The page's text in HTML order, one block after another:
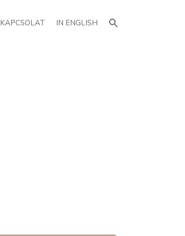
KAPCSOLAT IN ENGLISH